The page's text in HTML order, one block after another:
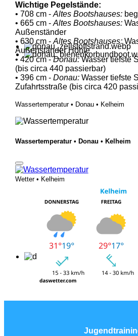
Wichtige Pegelstände:
• 708 cm -Altes Bootshauses:
• 665 cm -Altes Bootshauses:
Außenständer
• 630 cm -Altes Bootshauses:
Außenständer Höhle
• 420 cm -Donau:Wasser tiefste
(bis circa 440 passierbar)
• 396 cm - Donau:Wasser tiefste
Zufahrtsstraße (bis circa 420
Wassertemperatur • Donau • Kelheim
Wassertemperatur • Donau • Kelheim
Wetter • Kelheim